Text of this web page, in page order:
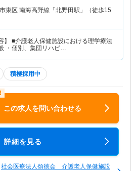
東区 南海高野線「北野田駅」（徒歩15
】 ■介護老人保健施設における理学療法
・個別、集団リハビ…
積極採用中
この求人を問い合わせる
詳細を見る
社会医療法人頌徳会 介護老人保健施設